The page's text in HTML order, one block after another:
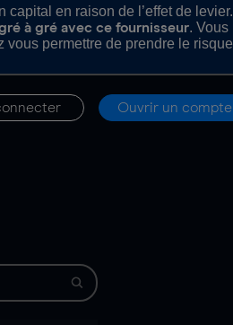
en raison de l’effet de levier.
à gré avec ce fournisseur. Vous
permettre de prendre le risque
Ouvrir un compte